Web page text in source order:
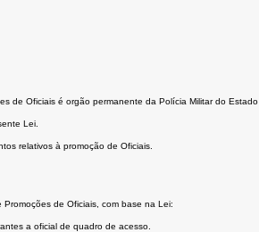
de Oficiais é orgão permanente da Polícia Militar do
Lei.
relativos à promoção de Oficiais.
Promoções de Oficiais, com base na Lei:
a oficial de quadro de acesso.